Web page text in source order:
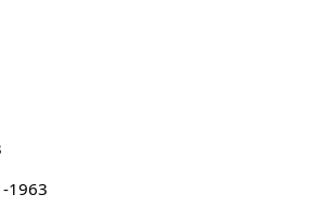
1963